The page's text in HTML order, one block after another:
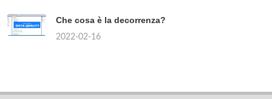
Che cosa è la decorrenza?
2022-02-16